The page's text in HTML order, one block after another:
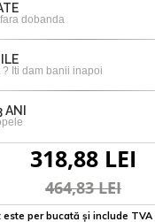
dobanda
Iti dam banii inapoi
318,88 LEI
464,83 LEI
per bucată și include TVA